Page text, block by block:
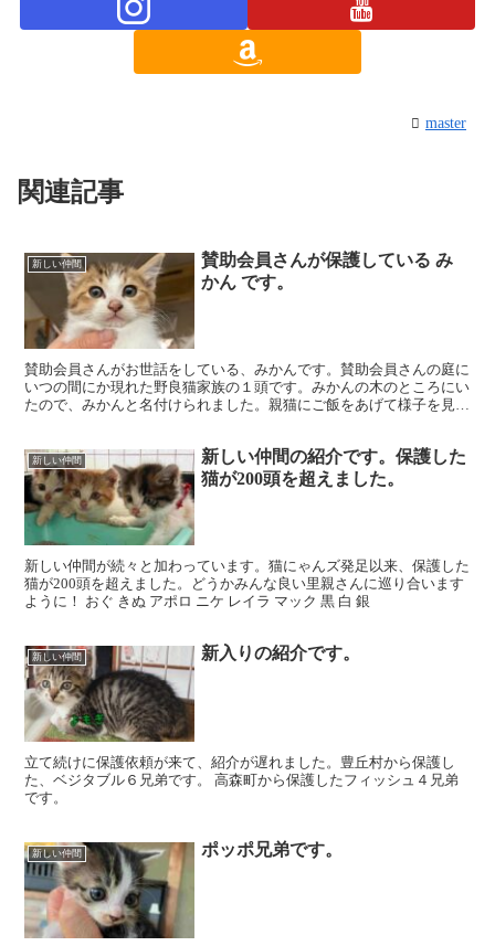
master
関連記事
新しい仲間
賛助会員さんが保護している み
かん です。
賛助会員さんがお世話をしている、みかんです。賛助会員さんの庭に
いつの間にか現れた野良猫家族の１頭です。みかんの木のところにい
たので、みかんと名付けられました。親猫にご飯をあげて様子を見よ
新しい仲間
新しい仲間の紹介です。保護した
猫が200頭を超えました。
新しい仲間が続々と加わっています。猫にゃんズ発足以来、保護した
猫が200頭を超えました。どうかみんな良い里親さんに巡り合います
ように！ おぐ きぬ アポロ ニケ レイラ マック 黒 白 銀
新しい仲間 新入りの紹介です。
立て続けに保護依頼が来て、紹介が遅れました。豊丘村から保護し
た、ベジタブル６兄弟です。 高森町から保護したフィッシュ４兄弟
です。
新しい仲間 ポッポ兄弟です。